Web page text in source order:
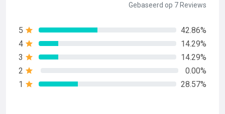
Gebaseerd op 7 Reviews
5
42.86%
4
14.29%
3
14.29%
2
0.00%
1
28.57%